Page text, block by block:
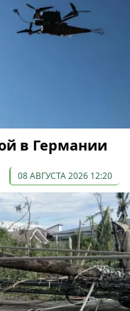
в Германии
08 АВГУСТА 2026 12:20